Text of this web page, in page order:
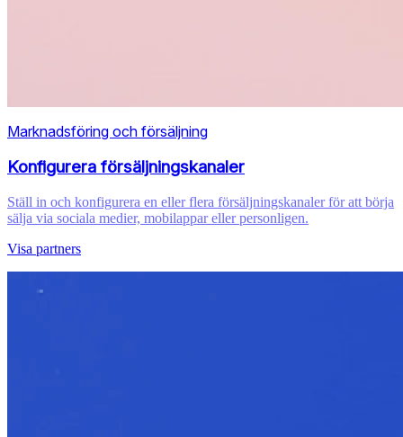
Marknadsföring och försäljning
Konfigurera försäljningskanaler
Ställ in och konfigurera en eller flera försäljningskanaler för att börja
sälja via sociala medier, mobilappar eller personligen.
Visa partners